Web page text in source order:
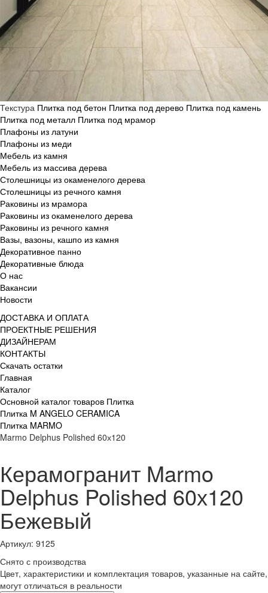
Текстура Плитка под бетон Плитка под дерево Плитка под камень
Плитка под металл Плитка под мрамор
Плафоны из латуни
Плафоны из меди
Мебель из камня
Мебель из массива дерева
Столешницы из окаменелого дерева
Столешницы из речного камня
Раковины из мрамора
Раковины из окаменелого дерева
Раковины из речного камня
Вазы, вазоны, кашпо из камня
Декоративное панно
Декоративные блюда
О нас
Вакансии
Новости
ДОСТАВКА И ОПЛАТА
ПРОЕКТНЫЕ РЕШЕНИЯ
ДИЗАЙНЕРАМ
КОНТАКТЫ
Скачать остатки
Главная
Каталог
Основной каталог товаров Плитка
Плитка M ANGELO CERAMICA
Плитка MARMO
Marmo Delphus Polished 60х120
Керамогранит Marmo
Delphus Polished 60х120
Бежевый
Артикул: 9125
Снято с производства
Цвет, характеристики и комплектация товаров, указанные на сайте,
могут отличаться в реальности